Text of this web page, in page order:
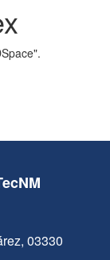
03330